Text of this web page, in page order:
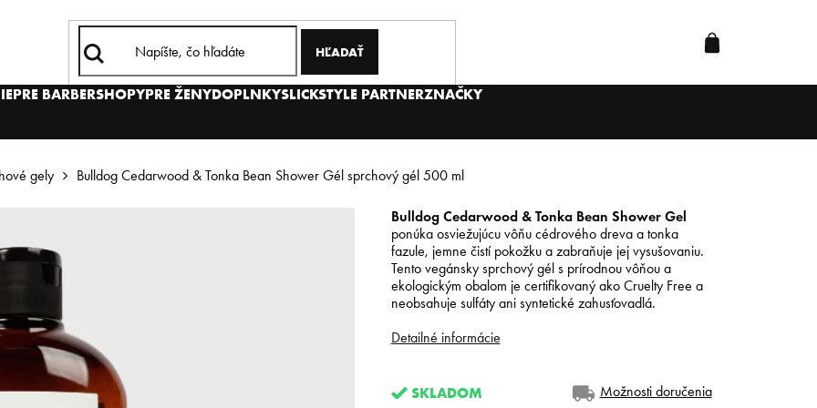
HĽADAŤ
PRE BARBERSHOPYPRE ŽENYDOPLNKYSLICKSTYLE PARTNERZNAČKY
gely Bulldog Cedarwood & Tonka Bean Shower Gél sprchový gél 500 ml
SKLADOM Možnosti doručenia
Bulldog Cedarwood & Tonka Bean Shower Gel
ponúka osviežujúcu vôňu cédrového dreva a tonka
fazule, jemne čistí pokožku a zabraňuje jej vysušovaniu.
Tento vegánsky sprchový gél s prírodnou vôňou a
ekologickým obalom je certifikovaný ako Cruelty Free a
neobsahuje sulfáty ani syntetické zahusťovadlá.
Detailné informácie